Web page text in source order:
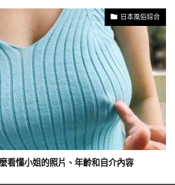
日本風俗綜合
看懂小姐的照片、年齡和自介內容